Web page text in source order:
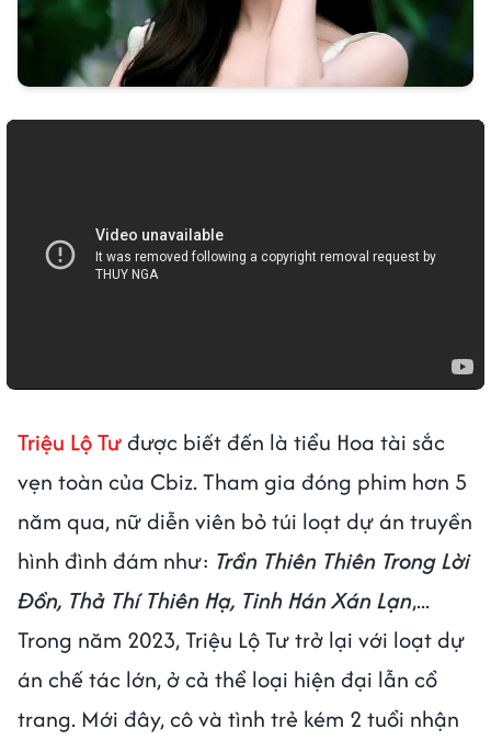
Triệu Lộ Tưđược biết đến là tiểu Hoa tài sắc
vẹn toàn của Cbiz. Tham gia đóng phim hơn 5
năm qua, nữ diễn viên bỏ túi loạt dự án truyền
hình đình đám như: Trần Thiên Thiên Trong Lời
Đồn, Thả Thí Thiên Hạ, Tinh Hán Xán Lạn,...
Trong năm 2023, Triệu Lộ Tư trở lại với loạt dự
án chế tác lớn, ở cả thể loại hiện đại lẫn cổ
trang. Mới đây, cô và tình trẻ kém 2 tuổi nhận